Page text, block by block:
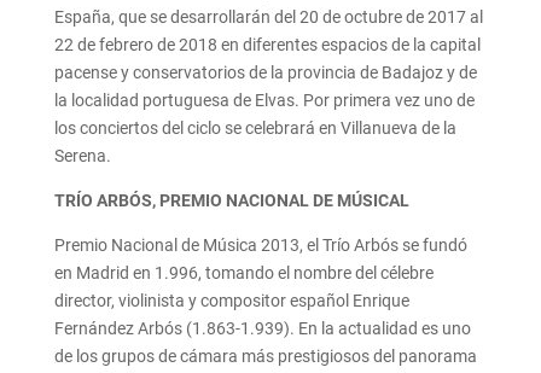
España, que se desarrollarán del 20 de octubre de 2017 al
22 de febrero de 2018 en diferentes espacios de la capital
pacense y conservatorios de la provincia de Badajoz y de
la localidad portuguesa de Elvas. Por primera vez uno de
los conciertos del ciclo se celebrará en Villanueva de la
Serena.
TRÍO ARBÓS, PREMIO NACIONAL DE MÚSICAL
Premio Nacional de Música 2013, el Trío Arbós se fundó
en Madrid en 1.996, tomando el nombre del célebre
director, violinista y compositor español Enrique
Fernández Arbós (1.863-1.939). En la actualidad es uno
de los grupos de cámara más prestigiosos del panorama